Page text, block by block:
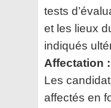
tests
et les lieux
indiqués
Affectation :
Les
affectés en